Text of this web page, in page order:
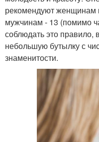
рекомендуют женщинам
мужчинам - 13 (помимо
соблюдать это правило,
небольшую бутылку с
знаменитости.